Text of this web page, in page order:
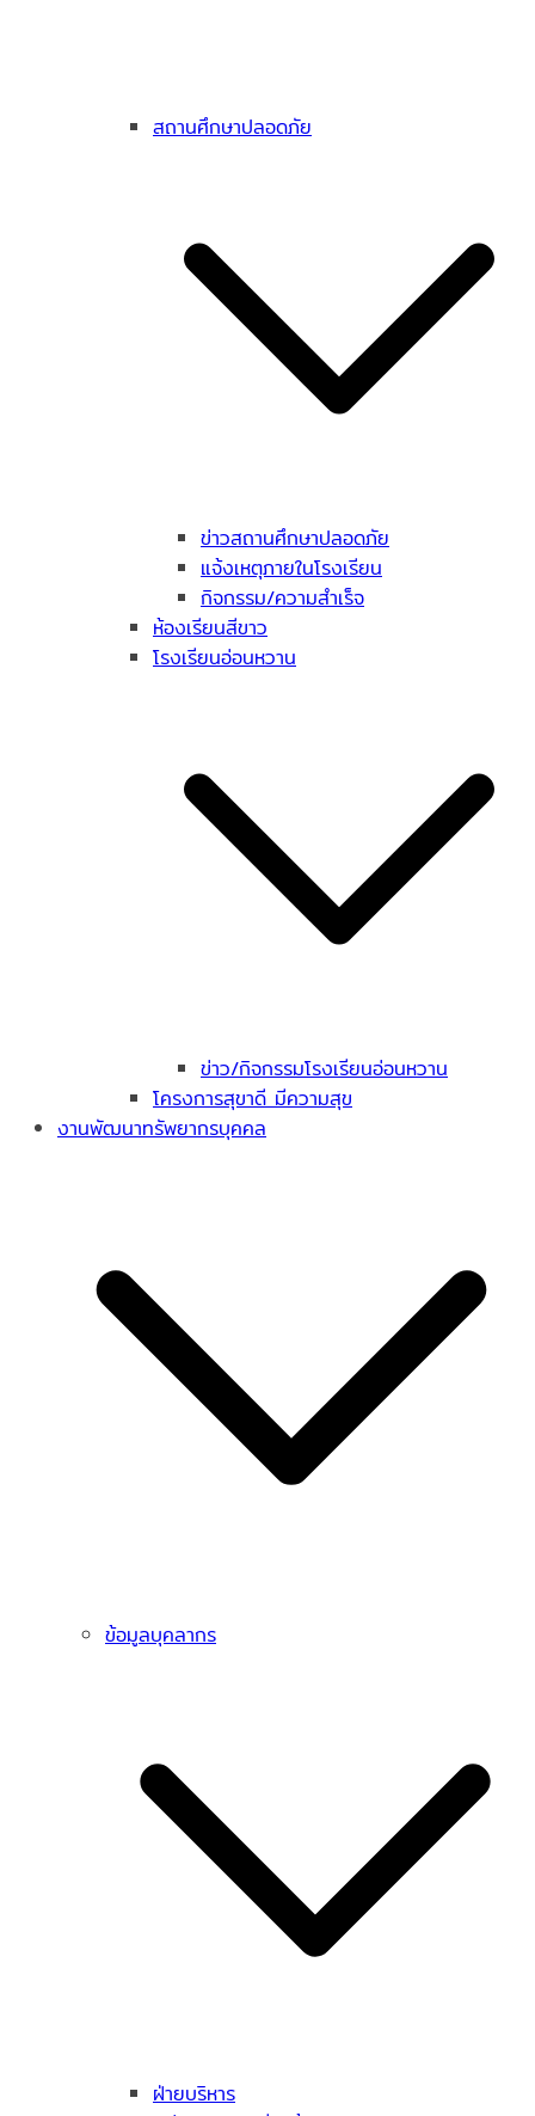
สถานศึกษาปลอดภัย
ข่าวสถานศึกษาปลอดภัย
แจ้งเหตุภายในโรงเรียน
กิจกรรม/ความสำเร็จ
ห้องเรียนสีขาว
โรงเรียนอ่อนหวาน
ข่าว/กิจกรรมโรงเรียนอ่อนหวาน
โครงการสุขาดี มีความสุข
งานพัฒนาทรัพยากรบุคคล
ข้อมูลบุคลากร
ฝ่ายบริหาร